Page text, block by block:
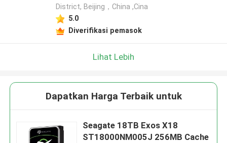
District, Beijing，China ,Cina
5.0
Diverifikasi pemasok
Lihat Lebih
Dapatkan Harga Terbaik untuk
Seagate 18TB Exos X18
ST18000NM005J 256MB Cache